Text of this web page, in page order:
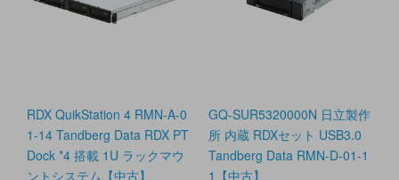
RDX QuikStation 4 RMN-A-0
1-14 Tandberg Data RDX PT
Dock *4 搭載 1U ラックマウ
ントシステム【中古】
GQ-SUR5320000N 日立製作
所 内蔵 RDXセット USB3.0
Tandberg Data RMN-D-01-1
1【中古】